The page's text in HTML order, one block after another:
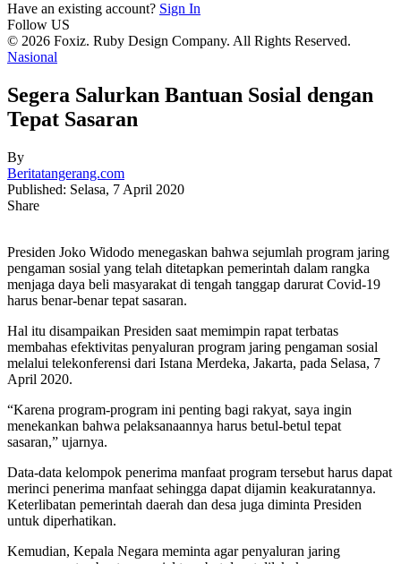
Have an existing account? Sign In
Follow US
© 2026 Foxiz. Ruby Design Company. All Rights Reserved.
Nasional
Segera Salurkan Bantuan Sosial dengan
Tepat Sasaran
By
Beritatangerang.com
Published: Selasa, 7 April 2020
Share
Presiden Joko Widodo menegaskan bahwa sejumlah program jaring
pengaman sosial yang telah ditetapkan pemerintah dalam rangka
menjaga daya beli masyarakat di tengah tanggap darurat Covid-19
harus benar-benar tepat sasaran.
Hal itu disampaikan Presiden saat memimpin rapat terbatas
membahas efektivitas penyaluran program jaring pengaman sosial
melalui telekonferensi dari Istana Merdeka, Jakarta, pada Selasa, 7
April 2020.
“Karena program-program ini penting bagi rakyat, saya ingin
menekankan bahwa pelaksanaannya harus betul-betul tepat
sasaran,” ujarnya.
Data-data kelompok penerima manfaat program tersebut harus dapat
merinci penerima manfaat sehingga dapat dijamin keakuratannya.
Keterlibatan pemerintah daerah dan desa juga diminta Presiden
untuk diperhatikan.
Kemudian, Kepala Negara meminta agar penyaluran jaring